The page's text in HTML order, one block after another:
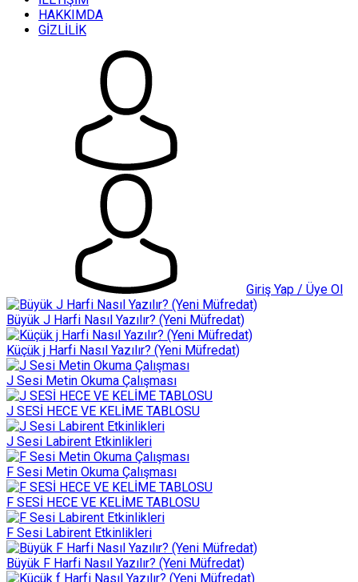
HAKKIMDA
GİZLİLİK
Giriş Yap / Üye Ol
Büyük J Harfi Nasıl Yazılır? (Yeni Müfredat)
Küçük j Harfi Nasıl Yazılır? (Yeni Müfredat)
J Sesi Metin Okuma Çalışması
J SESİ HECE VE KELİME TABLOSU
J Sesi Labirent Etkinlikleri
F Sesi Metin Okuma Çalışması
F SESİ HECE VE KELİME TABLOSU
F Sesi Labirent Etkinlikleri
Büyük F Harfi Nasıl Yazılır? (Yeni Müfredat)